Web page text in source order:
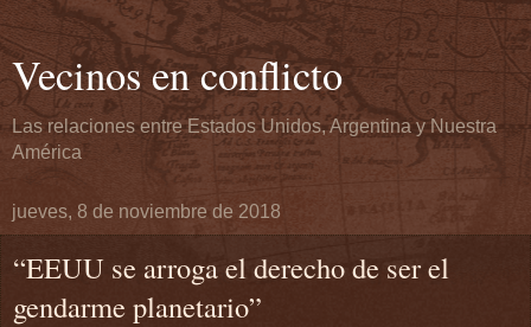
Vecinos en conflicto
Las relaciones entre Estados Unidos, Argentina y Nuestra
América
jueves, 8 de noviembre de 2018
“EEUU se arroga el derecho de ser el
gendarme planetario”